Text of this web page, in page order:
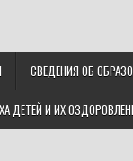
443080,
СВЕДЕНИЯ ОБ
ДЕТЕЙ И ИХ